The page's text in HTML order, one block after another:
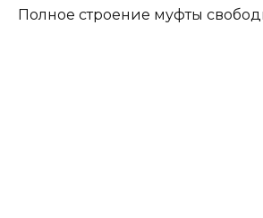
Полное строение муфты